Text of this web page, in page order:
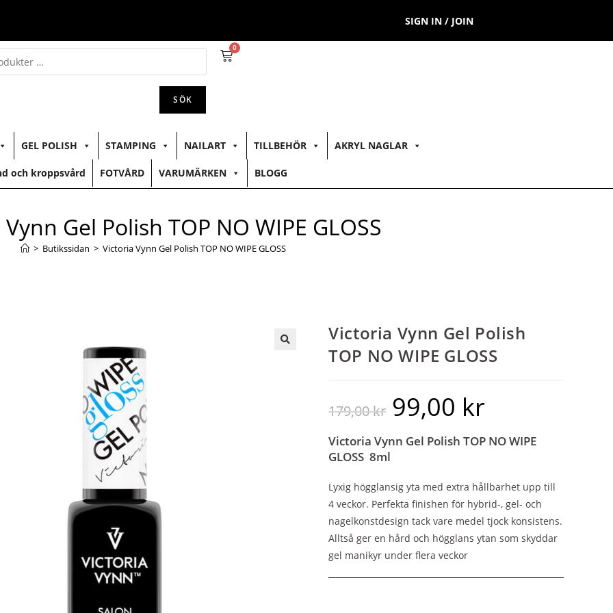
SIGN IN / JOIN
SÖK
0
GEL POLISH STAMPING NAILART TILLBEHÖR AKRYL NAGLAR
och kroppsvård FOTVÅRD VARUMÄRKEN BLOGG
Gel Polish TOP NO WIPE GLOSS
> Butikssidan > Victoria Vynn Gel Polish TOP NO WIPE GLOSS
Victoria Vynn Gel Polish
TOP NO WIPE GLOSS
179,00kr 99,00 kr
Victoria Vynn Gel Polish TOP NO WIPE
GLOSS 8ml
Lyxig högglansig yta med extra hållbarhet upp till
4 veckor. Perfekta finishen för hybrid-, gel- och
nagelkonstdesign tack vare medel tjock konsistens.
Alltså ger en hård och högglans ytan som skyddar
gel manikyr under flera veckor